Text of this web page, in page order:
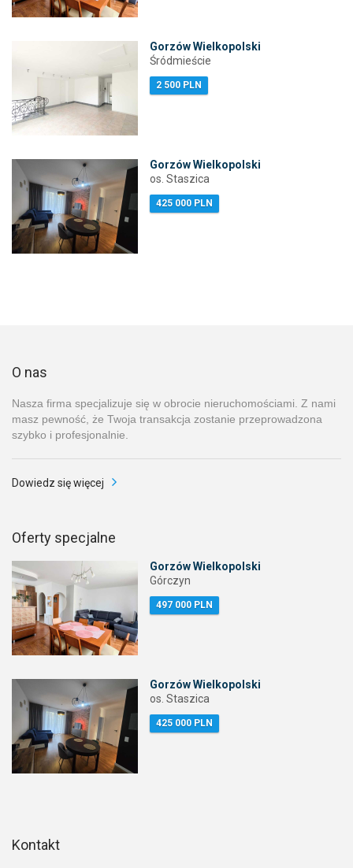
Gorzów Wielkopolski
Śródmieście
2 500 PLN
Gorzów Wielkopolski
os. Staszica
425 000 PLN
O nas
Nasza firma specjalizuje się w obrocie nieruchomościami. Z nami
masz pewność, że Twoja transakcja zostanie przeprowadzona
szybko i profesjonalnie.
Dowiedz się więcej
Oferty specjalne
Gorzów Wielkopolski
Górczyn
497 000 PLN
Gorzów Wielkopolski
os. Staszica
425 000 PLN
Kontakt